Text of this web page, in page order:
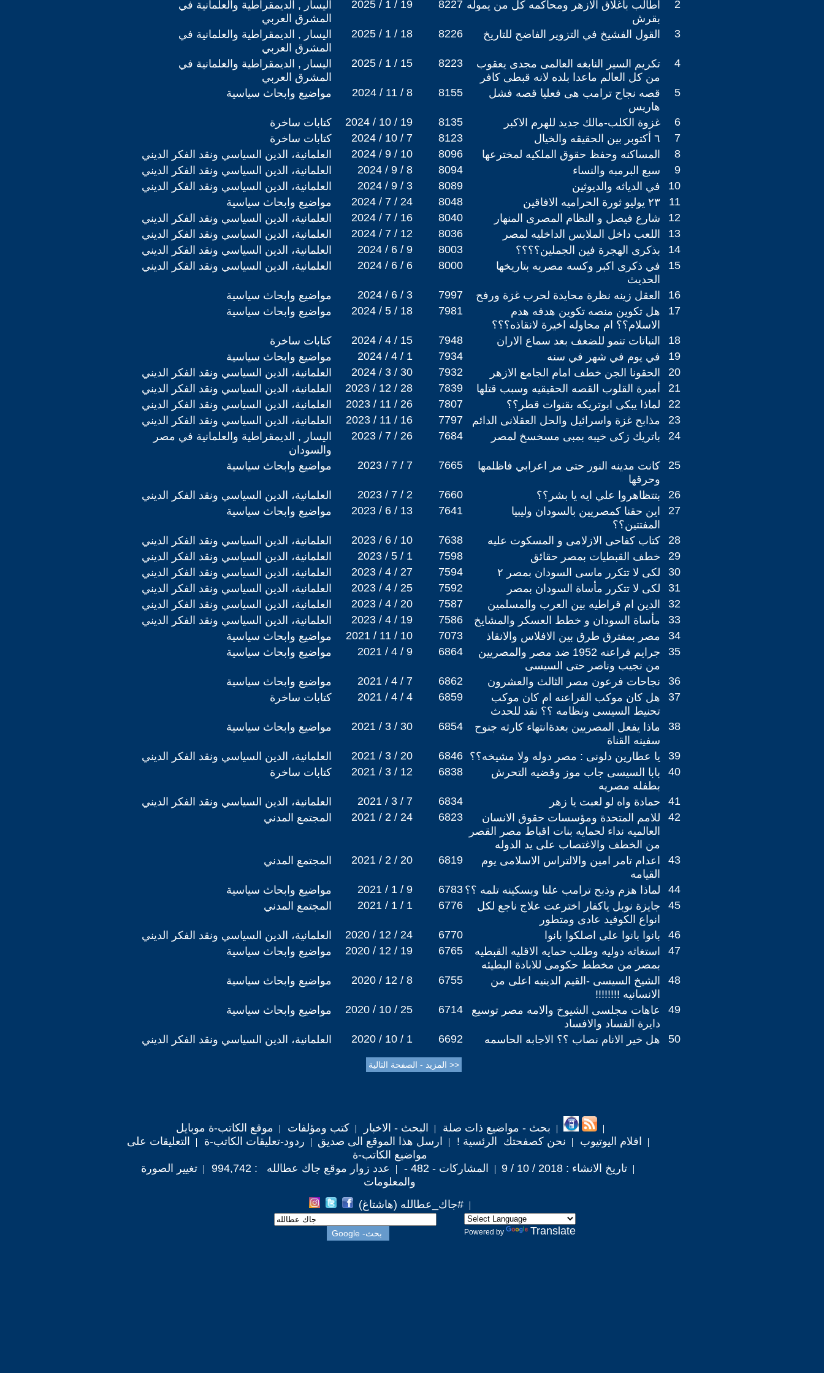
اليسار , الديمقراطية والعلمانية في
المشرق العربي
2025 / 1 / 19 8227 اطالب باغلاق الازهر ومحاكمه كل من يموله
بقرش
2
اليسار , الديمقراطية والعلمانية في
المشرق العربي
2025 / 1 / 18 8226 القول الفشيخ في التزوير الفاضح للتاريخ 3
اليسار , الديمقراطية والعلمانية في
المشرق العربي
2025 / 1 / 15 8223
تكريم السير النابغه العالمى مجدى يعقوب
من كل العالم ماعدا بلده لانه قبطى كافر
4
مواضيع وابحاث سياسية 2024 / 11 / 8 8155
قصه نجاح ترامب هى فعليا قصه فشل
هاريس
5
كتابات ساخرة 2024 / 10 / 19 8135 غزوة الكلب-مالك جديد للهرم الاكبر
6
كتابات ساخرة
2024 / 10 / 7 8123 ٦ أكتوبر بين الحقيقه والخيال
7
العلمانية، الدين السياسي ونقد الفكر الديني
2024 / 9 / 10 8096 المساكنه وحفظ حقوق الملكيه لمخترعها
8
العلمانية، الدين السياسي ونقد الفكر الديني
2024 / 9 / 8 8094 سبع البرمبه والنساء
9
العلمانية، الدين السياسي ونقد الفكر الديني
2024 / 9 / 3 8089 في الدياثه والديوثين
10
مواضيع وابحاث سياسية
2024 / 7 / 24 8048 ٢٣ يوليو ثورة الحراميه الافاقين
11
العلمانية، الدين السياسي ونقد الفكر الديني
2024 / 7 / 16 8040 شارع فيصل و النظام المصرى المنهار
12
العلمانية، الدين السياسي ونقد الفكر الديني
2024 / 7 / 12 8036 اللعب داخل الملابس الداخليه لمصر
13
العلمانية، الدين السياسي ونقد الفكر الديني
2024 / 6 / 9 8003 بذكرى الهجرة فين الجملين؟؟؟؟
14
العلمانية، الدين السياسي ونقد الفكر الديني
2024 / 6 / 6 8000
في ذكرى اكبر وكسه مصريه بتاريخها
الحديث
15
مواضيع وابحاث سياسية 2024 / 6 / 3 7997 العقل زينه نظرة محايدة لحرب غزة ورفح
16
مواضيع وابحاث سياسية
2024 / 5 / 18 7981
هل تكوين منصه تكوين هدفه هدم
الاسلام؟؟ ام محاوله اخيرة لانقاذه؟؟؟
17
كتابات ساخرة 2024 / 4 / 15 7948 النباتات تنمو للضعف بعد سماع الاران
18
مواضيع وابحاث سياسية
2024 / 4 / 1 7934 في يوم في شهر في سنه
19
العلمانية، الدين السياسي ونقد الفكر الديني
2024 / 3 / 30 7932 الحقونا الجن خطف امام الجامع الازهر
20
العلمانية، الدين السياسي ونقد الفكر الديني
2023 / 12 / 28 7839 أميرة القلوب القصه الحقيقيه وسبب قتلها
21
العلمانية، الدين السياسي ونقد الفكر الديني
2023 / 11 / 26 7807 لماذا يبكى ابوتريكه بقنوات قطر؟؟
22
العلمانية، الدين السياسي ونقد الفكر الديني
2023 / 11 / 16 7797 مذابح غزة واسرائيل والحل العقلانى الدائم
23
اليسار , الديمقراطية والعلمانية في مصر
والسودان
2023 / 7 / 26 7684 باتريك زكى خيبه بمبى مسخسخ لمصر 24
مواضيع وابحاث سياسية 2023 / 7 / 7 7665
كانت مدينه النور حتى مر اعرابي فاظلمها
وحرقها
25
العلمانية، الدين السياسي ونقد الفكر الديني 2023 / 7 / 2 7660 بتتظاهروا علي ايه يا بشر؟؟
26
مواضيع وابحاث سياسية
2023 / 6 / 13 7641
اين حقنا كمصريين بالسودان وليبيا
المفتتين؟؟
27
العلمانية، الدين السياسي ونقد الفكر الديني 2023 / 6 / 10 7638 كتاب كفاحى الازلامى و المسكوت عليه
28
العلمانية، الدين السياسي ونقد الفكر الديني
2023 / 5 / 1 7598 خطف القبطيات بمصر حقائق
29
العلمانية، الدين السياسي ونقد الفكر الديني
2023 / 4 / 27 7594 لكى لا تتكرر ماسى السودان بمصر ٢
30
العلمانية، الدين السياسي ونقد الفكر الديني
2023 / 4 / 25 7592 لكى لا تتكرر مأساة السودان بمصر
31
العلمانية، الدين السياسي ونقد الفكر الديني
2023 / 4 / 20 7587 الدين ام قراطيه بين العرب والمسلمين
32
العلمانية، الدين السياسي ونقد الفكر الديني
2023 / 4 / 19 7586 مأساة السودان و خطط العسكر والمشايخ
33
مواضيع وابحاث سياسية
2021 / 11 / 10 7073 مصر بمفترق طرق بين الافلاس والانقاذ
34
مواضيع وابحاث سياسية
2021 / 4 / 9 6864
جرايم فراعنه 1952 ضد مصر والمصريين
من نجيب وناصر حتى السيسى
35
مواضيع وابحاث سياسية 2021 / 4 / 7 6862 نجاحات فرعون مصر الثالث والعشرون
36
كتابات ساخرة
2021 / 4 / 4 6859
هل كان موكب الفراعنه ام كان موكب
تحنيط السيسى ونظامه ؟؟ نقد للحدث
37
مواضيع وابحاث سياسية 2021 / 3 / 30 6854
ماذا يفعل المصريين بعدةانتهاء كارثه جنوح
سفينه القناة
38
العلمانية، الدين السياسي ونقد الفكر الديني 2021 / 3 / 20 6846 يا عطارين دلونى : مصر دوله ولا مشيخه؟؟
39
كتابات ساخرة
2021 / 3 / 12 6838
بابا السيسى جاب موز وقضيه التحرش
بطفله مصريه
40
العلمانية، الدين السياسي ونقد الفكر الديني 2021 / 3 / 7 6834 حمادة واه لو لعبت يا زهر
41
المجتمع المدني
2021 / 2 / 24 6823
للامم المتحدة ومؤسسات حقوق الانسان
العالميه نداء لحمايه بنات اقباط مصر القصر
من الخطف والاغتصاب على يد الدوله
42
المجتمع المدني 2021 / 2 / 20 6819
اعدام تامر امين والالتراس الاسلامى يوم
القيامه
43
مواضيع وابحاث سياسية 2021 / 1 / 9 6783 لماذا هزم وذبح ترامب علنا وبسكينه تلمه ؟؟
44
المجتمع المدني
2021 / 1 / 1 6776
جايزة نوبل ياكفار اخترعت علاج ناجع لكل
انواع الكوفيد عادى ومتطور
45
العلمانية، الدين السياسي ونقد الفكر الديني 2020 / 12 / 24 6770 بانوا بانوا على اصلكوا بانوا
46
مواضيع وابحاث سياسية
2020 / 12 / 19 6765
استغاثه دوليه وطلب حمايه الاقليه القبطيه
بمصر من مخطط حكومى للابادة البطيئه
47
مواضيع وابحاث سياسية 2020 / 12 / 8 6755
الشيخ السيسى -القيم الدينيه اعلى من
الانسانيه !!!!!!!!
48
مواضيع وابحاث سياسية 2020 / 10 / 25 6714
عاهات مجلسى الشيوخ والامه مصر توسيع
دايرة الفساد والافساد
49
العلمانية، الدين السياسي ونقد الفكر الديني 2020 / 10 / 1 6692 هل خير الانام نصاب ؟؟ الاجابه الحاسمه 50
بحث - مواضيع ذات صلة البحث - الاخبار كتب ومؤلفات
موقع الكاتب-ة موبايل
افلام اليوتيوب
نحن كصفحتك الرئسية ! ارسل هذا الموقع الى صديق ردود-تعليقات الكاتب-ة
التعليقات على
مواضيع الكاتب-ة
تاريخ الانشاء : 2018 / 10 / 9
المشاركات - 482 - عدد زوار موقع جاك عطالله : 994,742
تغيير الصورة
والمعلومات
#جاك_عطالله (هاشتاغ)
Powered by Translate